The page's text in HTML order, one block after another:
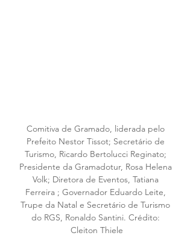
Comitiva de Gramado, liderada pelo
Prefeito Nestor Tissot; Secretário de
Turismo, Ricardo Bertolucci Reginato;
Presidente da Gramadotur, Rosa Helena
Volk; Diretora de Eventos, Tatiana
Ferreira ; Governador Eduardo Leite,
Trupe da Natal e Secretário de Turismo
do RGS, Ronaldo Santini. Crédito:
Cleiton Thiele